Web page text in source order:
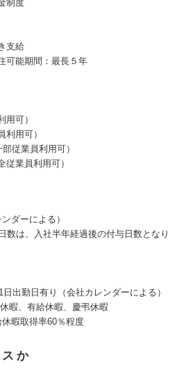
制度
支給
能期間：最長５年
用可）
利用可）
従業員利用可）
従業員利用可）
ダーによる）
数は、入社半年経過後の付与日数となり
出勤日有り（会社カレンダーによる）
暇、有給休暇、慶弔休暇
暇取得率60％程度
か